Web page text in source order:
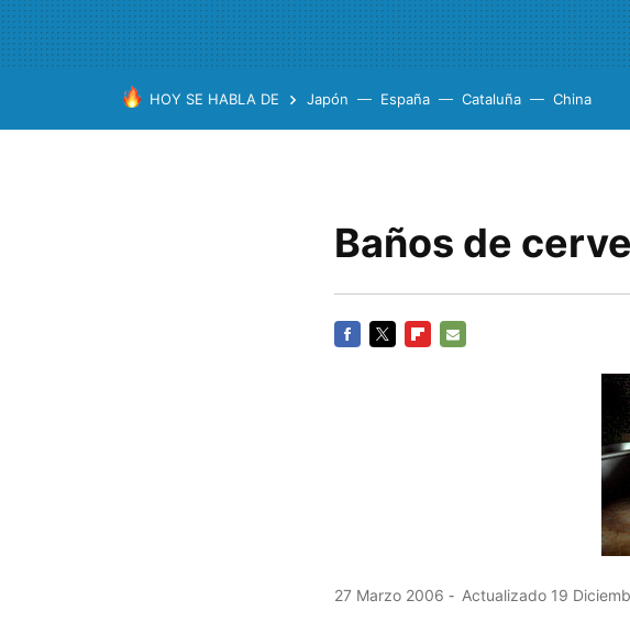
HOY SE HABLA DE Japón España Cataluña China
Baños de
27 Marzo 2006 Actualizado 19